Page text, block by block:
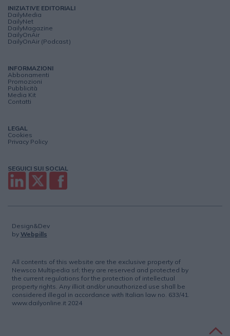
INIZIATIVE EDITORIALI
DailyMedia
DailyNet
DailyMagazine
DailyOnAir
DailyOnAir (Podcast)
INFORMAZIONI
Abbonamenti
Promozioni
Pubblicità
Media Kit
Contatti
LEGAL
Cookies
Privacy Policy
SEGUICI SUI SOCIAL
Design&Dev
by Webpills
All contents of this website are the exclusive property of
Newsco Multipedia srl; they are reserved and protected by
the current regulations for the protection of intellectual
property rights. Any illicit and/or unauthorized use shall be
considered illegal in accordance with Italian law no. 633/41.
www.dailyonline.it 2024